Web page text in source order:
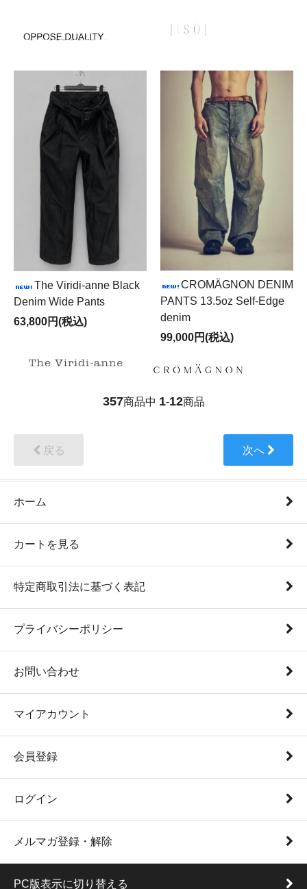
The Viridi-anne Black
Denim Wide Pants
63,800円(税込)
CROMÄGNON DENIM
PANTS 13.5oz Self-Edge
denim
99,000円(税込)
357商品中 1-12商品
戻る 次へ
ホーム
カートを見る
特定商取引法に基づく表記
プライバシーポリシー
お問い合わせ
マイアカウント
会員登録
ログイン
メルマガ登録・解除
PC版表示に切り替える